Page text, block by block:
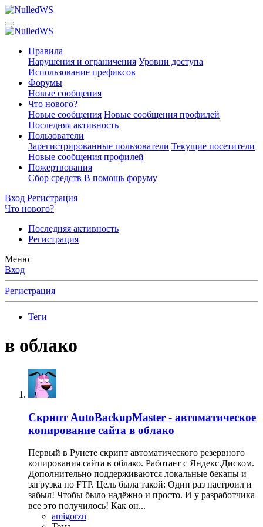
Правила
Нарушения и ограничения Уровни доступа
Использование префиксов
Форумы
Новые сообщения
Что нового?
Новые сообщения Новые сообщения профилей
Последняя активность
Пользователи
Зарегистрированные пользователи Текущие посетители
Новые сообщения профилей
Пожертвования
Сбор средств В помощь форуму
Вход Регистрация
Что нового?
Последняя активность
Регистрация
Меню
Вход
Регистрация
Теги
в облако
Скрипт AutoBackupMaster - автоматическое
копирование сайта в облако
Первый в Рунете скрипт автоматического резервного
копирования сайта в облако. Работает с Яндекс.Диском.
Дополнительно поддерживаются локальные бекапы и
загрузка по FTP. Цель была такой: Один раз настроил и
забыл! Чтобы было надёжно и просто. И у разработчика
все это получилось! Как он...
amigorzn